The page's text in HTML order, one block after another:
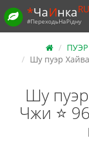
*ЧаИнкаRU
#ПереходьНаРідну
Шу пуэр
Шу
Чжи ⭐